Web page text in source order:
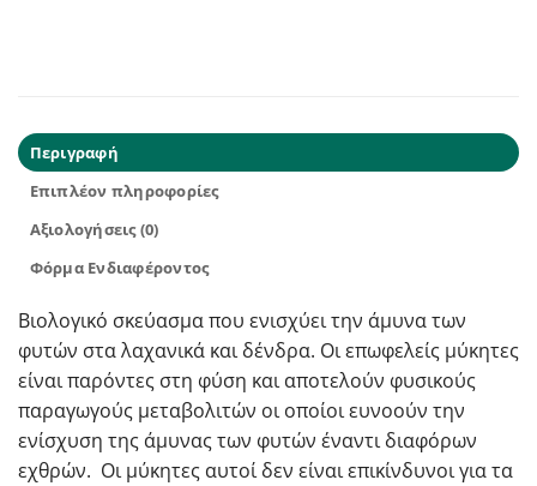
Περιγραφή
Επιπλέον πληροφορίες
Αξιολογήσεις (0)
Φόρμα Ενδιαφέροντος
Βιολογικό σκεύασμα που ενισχύει την άμυνα των
φυτών στα λαχανικά και δένδρα. Οι επωφελείς μύκητες
είναι παρόντες στη φύση και αποτελούν φυσικούς
παραγωγούς μεταβολιτών οι οποίοι ευνοούν την
ενίσχυση της άμυνας των φυτών έναντι διαφόρων
εχθρών. Οι μύκητες αυτοί δεν είναι επικίνδυνοι για τα